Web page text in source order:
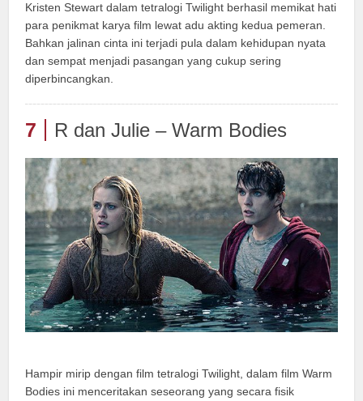
Kristen Stewart dalam tetralogi Twilight berhasil memikat hati
para penikmat karya film lewat adu akting kedua pemeran.
Bahkan jalinan cinta ini terjadi pula dalam kehidupan nyata
dan sempat menjadi pasangan yang cukup sering
diperbincangkan.
7 R dan Julie – Warm Bodies
Hampir mirip dengan film tetralogi Twilight, dalam film Warm
Bodies ini menceritakan seseorang yang secara fisik